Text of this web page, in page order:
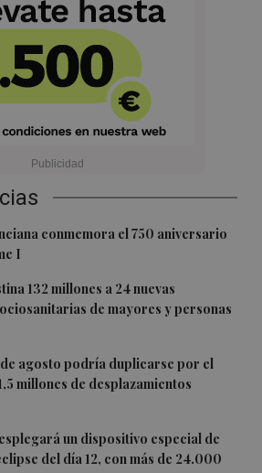
conmemora el 750 aniversario
I
132 millones a 24 nuevas
de mayores y personas
de agosto podría duplicarse por el
millones de desplazamientos
un dispositivo especial de
del día 12, con más de 24.000